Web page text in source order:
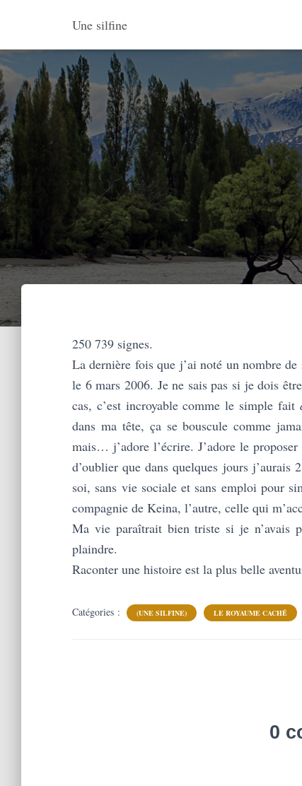
Une silfine
250 739 signes.
La dernière fois que j’ai noté un nombre
le 6 mars 2006. Je ne sais pas si je dois
cas, c’est incroyable comme le simple fait
dans ma tête, ça se bouscule comme
mais… j’adore l’écrire. J’adore le
d’oublier que dans quelques jours j’aurais
soi, sans vie sociale et sans emploi pour
compagnie de Keina, l’autre, celle qui
Ma vie paraîtrait bien triste si je n’avais
plaindre.
Raconter une histoire est la plus belle
Catégories : (UNE SILFINE) LE ROYAUME CACHÉ
0